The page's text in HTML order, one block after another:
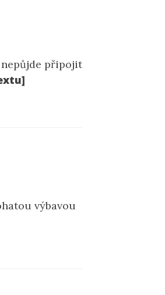
nepůjde připojit
výbavou